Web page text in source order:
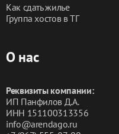
Как сдать жилье
Группа хостов в ТГ
О нас
Реквизиты компании:
ИП Панфилов Д.А.
ИНН 151100313356
info@arendago.ru